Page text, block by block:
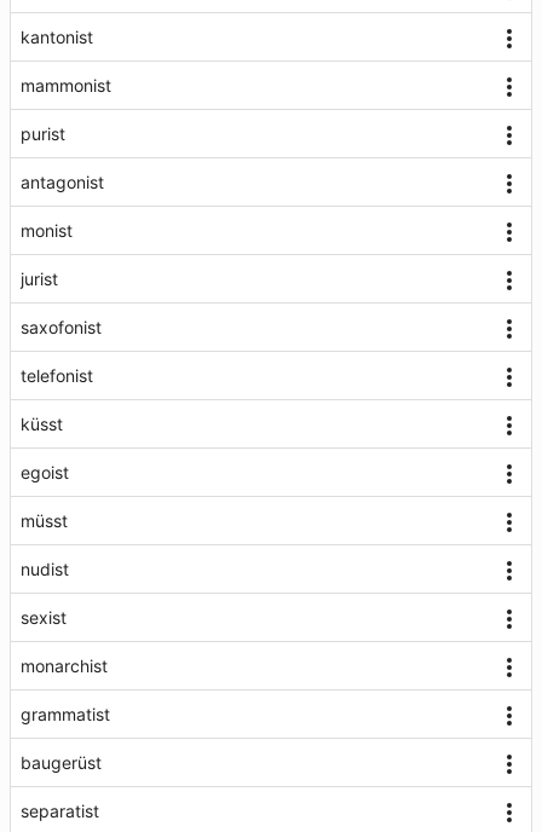
kantonist
mammonist
purist
antagonist
monist
jurist
saxofonist
telefonist
küsst
egoist
müsst
nudist
sexist
monarchist
grammatist
baugerüst
separatist